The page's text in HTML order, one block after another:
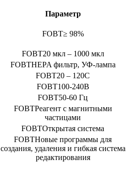
Параметр
≥ 98%
20 мкл – 1000 мкл
HEPA фильтр, УФ-лампа
20 – 120С
100-240В
50-60 Гц
Реагент с магнитными
частицами
Открытая система
Новые программы для
создания, удаления и гибкая система
редактирования